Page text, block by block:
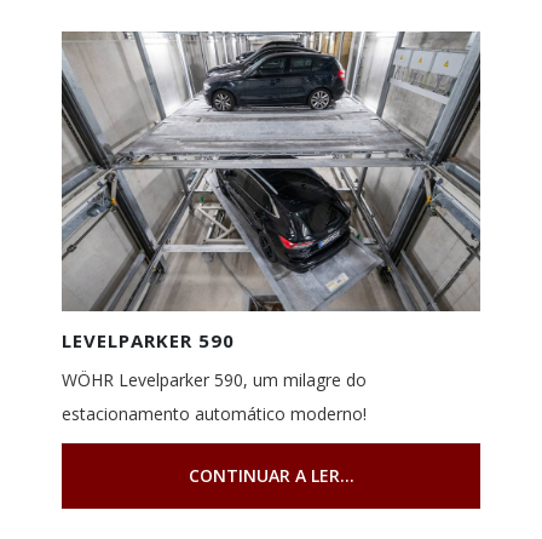
LEVELPARKER 590
WÖHR Levelparker 590, um milagre do
estacionamento automático moderno!
CONTINUAR A LER...